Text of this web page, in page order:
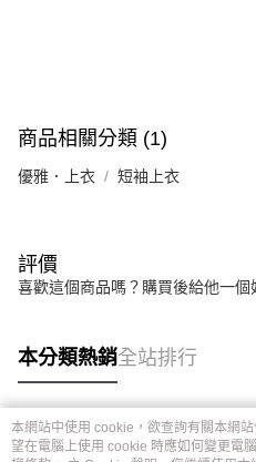
商品相關分類 (1)
優雅．上衣 短袖上衣
評價
喜歡這個商品嗎？購買後給他一個
本分類熱銷全站排行
熱門標籤
本網站中使用 cookie，欲查詢有關本網
望在電腦上使用 cookie 時應如何變更電